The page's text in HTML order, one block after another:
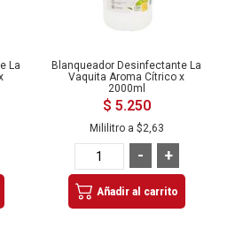
La
Blanqueador Desinfectante La
Vaquita Aroma Cítrico x
2000ml
$ 5.250
Mililitro a $2,63
+
-
Añadir al carrito